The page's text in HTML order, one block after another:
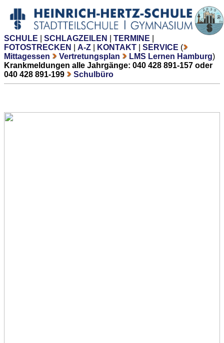
SCHULE SCHLAGZEILEN TERMINE
FOTOSTRECKEN
A-Z KONTAKT SERVICE (
Mittagessen
Vertretungsplan LMS Lernen Hamburg)
Krankmeldungen alle Jahrgänge: 040 428 891-157 oder
040 428 891-199
Schulbüro